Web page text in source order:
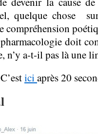
quelque chose
doit
n’y a-t-il pas là une
iciaprès 20